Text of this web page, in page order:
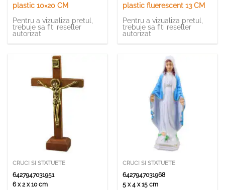
plastic 10×20 CM
Pentru a vizualiza pretul,
trebuie sa fiti reseller
autorizat
plastic fluerescent 13 CM
Pentru a vizualiza pretul,
trebuie sa fiti reseller
autorizat
CRUCI SI STATUETE
6427947031951
6 x 2 x 10 cm
CRUCI SI STATUETE
6427947031968
5 x 4 x 15 cm